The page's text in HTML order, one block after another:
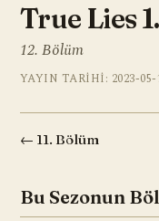
True Lies
12. Bölüm
YAYIN TARIHI: 2023-05-
← 11. Bölüm
Bu Sezonun